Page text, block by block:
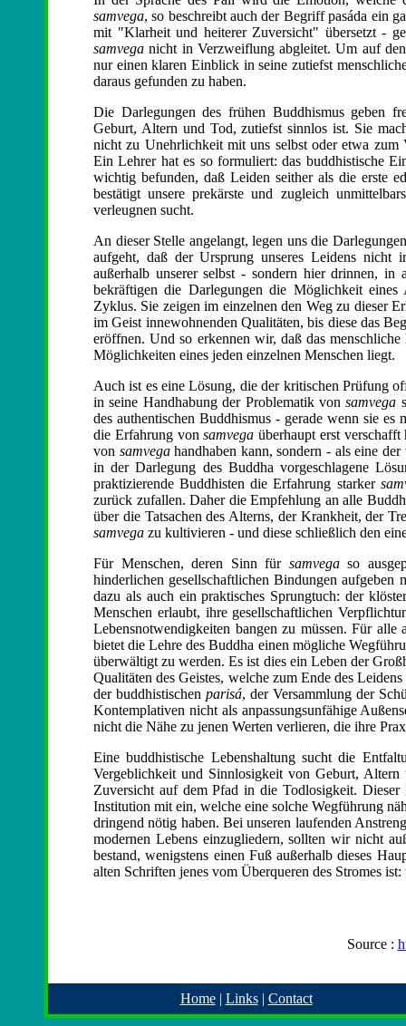
samvega, so beschreibt auch der Begriff pasáda ein
mit "Klarheit und heiterer Zuversicht" übersetzt -
samvega nicht in Verzweiflung abgleitet. Um auf
nur einen klaren Einblick in seine zutiefst
daraus gefunden zu haben.
Die Darlegungen des frühen Buddhismus geben
Geburt, Altern und Tod, zutiefst sinnlos ist. Sie
nicht zu Unehrlichkeit mit uns selbst oder etwa
Ein Lehrer hat es so formuliert: das buddhistische
wichtig befunden, daß Leiden seither als die erste
bestätigt unsere prekärste und zugleich
verleugnen sucht.
An dieser Stelle angelangt, legen uns die
aufgeht, daß der Ursprung unseres Leidens nicht
außerhalb unserer selbst - sondern hier drinnen,
bekräftigen die Darlegungen die Möglichkeit
Zyklus. Sie zeigen im einzelnen den Weg zu dieser
im Geist innewohnenden Qualitäten, bis diese das
eröffnen. Und so erkennen wir, daß das
Möglichkeiten eines jeden einzelnen Menschen liegt.
Auch ist es eine Lösung, die der kritischen Prüfung
in seine Handhabung der Problematik vonsamvega
des authentischen Buddhismus - gerade wenn sie
die Erfahrung vonsamvega überhaupt erst
von samvegahandhaben kann, sondern - als eine
in der Darlegung des Buddha vorgeschlagene
praktizierende Buddhisten die Erfahrung starker
zurück zufallen. Daher die Empfehlung an alle
über die Tatsachen des Alterns, der Krankheit, der
samvega zu kultivieren - und diese schließlich den
Für Menschen, deren Sinn für samvegaso
hinderlichen gesellschaftlichen Bindungen
dazu als auch ein praktisches Sprungtuch: der
Menschen erlaubt, ihre gesellschaftlichen
Lebensnotwendigkeiten bangen zu müssen. Für
bietet die Lehre des Buddha einen mögliche
überwältigt zu werden. Es ist dies ein Leben der
Qualitäten des Geistes, welche zum Ende des
der buddhistischen parisá, der Versammlung der
Kontemplativen nicht als anpassungsunfähige
nicht die Nähe zu jenen Werten verlieren, die ihre
Eine buddhistische Lebenshaltung sucht die
Vergeblichkeit und Sinnlosigkeit von Geburt,
Zuversicht auf dem Pfad in die Todlosigkeit. Dieser
Institution mit ein, welche eine solche Wegführung
dringend nötig haben. Bei unseren laufenden
modernen Lebens einzugliedern, sollten wir nicht
bestand, wenigstens einen Fuß außerhalb dieses
alten Schriften jenes vom Überqueren des Stromes
Source :
Home| Links| Contact